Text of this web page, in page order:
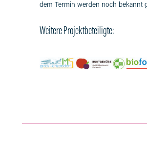
dem Termin werden noch bekannt
Weitere Projektbeteiligte: